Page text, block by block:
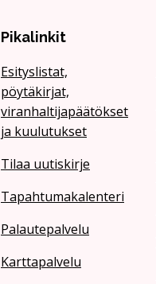
Pikalinkit
Esityslistat,
pöytäkirjat,
viranhaltijapäätökset
ja kuulutukset
Tilaa uutiskirje
Tapahtumakalenteri
Palautepalvelu
Karttapalvelu